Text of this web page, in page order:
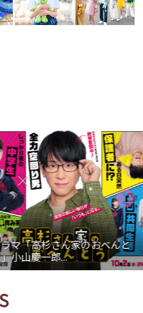
マ「高杉さん家のおべんと
小山慶一郎...